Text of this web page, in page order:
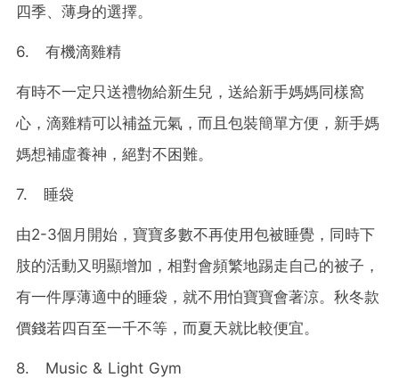
四季、薄身的選擇。
6. 有機滴雞精
有時不一定只送禮物給新生兒，送給新手媽媽同樣窩
心，滴雞精可以補益元氣，而且包裝簡單方便，新手媽
媽想補虛養神，絕對不困難。
7. 睡袋
由2-3個月開始，寶寶多數不再使用包被睡覺，同時下
肢的活動又明顯增加，相對會頻繁地踢走自己的被子，
有一件厚薄適中的睡袋，就不用怕寶寶會著涼。秋冬款
價錢若四百至一千不等，而夏天就比較便宜。
8. Music & Light Gym